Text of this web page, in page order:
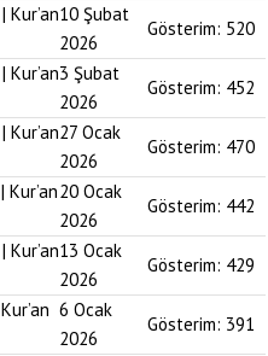
Kur’an10 Şubat
2026
Gösterim: 520
Kur’an3 Şubat
2026
Gösterim: 452
Kur’an27 Ocak
2026
Gösterim: 470
20 Ocak
2026
Gösterim: 442
Kur’an13 Ocak
2026
Gösterim: 429
6 Ocak
2026
Gösterim: 391